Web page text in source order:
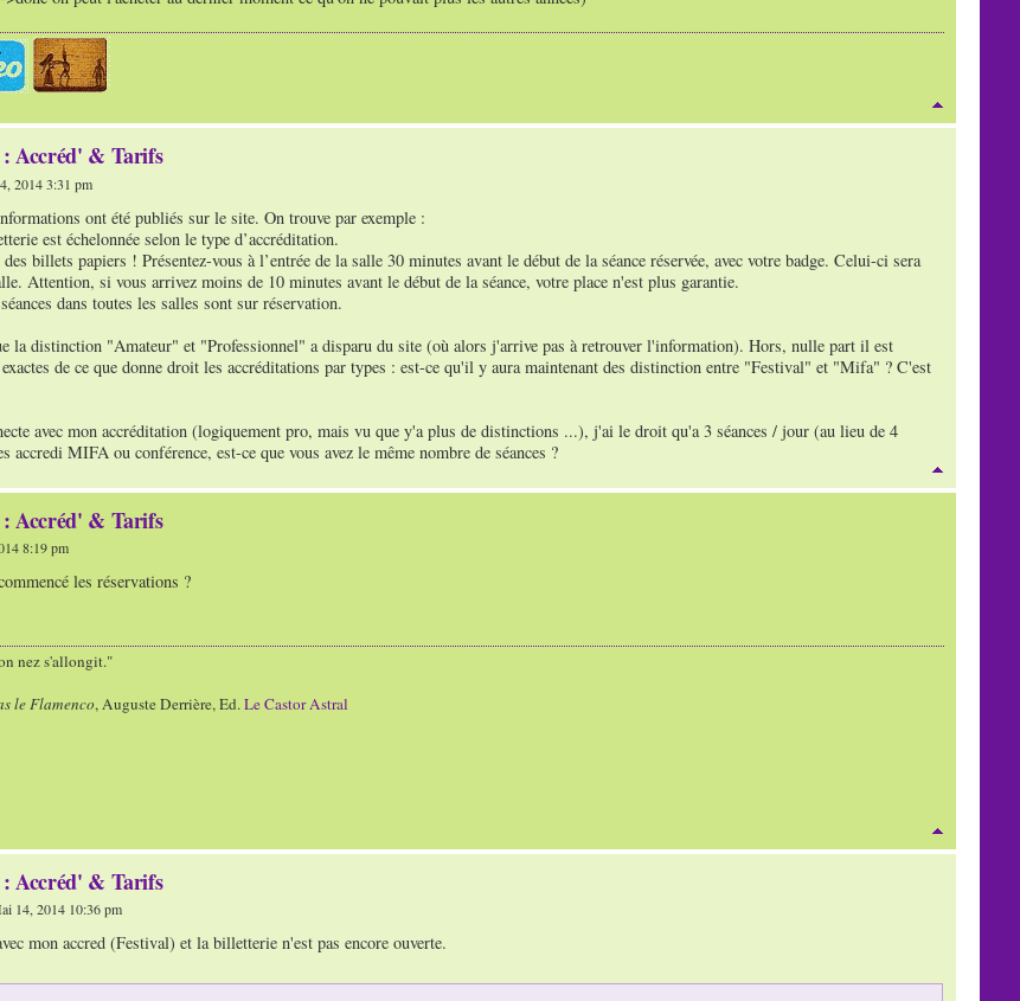
: Accréd' & Tarifs
2014 3:31 pm
ont été publiés sur le site. On trouve par exemple :
est échelonnée selon le type d’accréditation.
billets papiers ! Présentez-vous à l’entrée de la salle 30 minutes avant le début de la séance réservée, avec votre badge. Celui-ci sera
Attention, si vous arrivez moins de 10 minutes avant le début de la séance, votre place n'est plus garantie.
dans toutes les salles sont sur réservation.
la distinction "Amateur" et "Professionnel" a disparu du site (où alors j'arrive pas à retrouver l'information). Hors, nulle part il est
de ce que donne droit les accréditations par types : est-ce qu'il y aura maintenant des distinction entre "Festival" et "Mifa" ? C'est
avec mon accréditation (logiquement pro, mais vu que y'a plus de distinctions ...), j'ai le droit qu'a 3 séances / jour (au lieu de 4
accredi MIFA ou conférence, est-ce que vous avez le même nombre de séances ?
: Accréd' & Tarifs
8:19 pm
les réservations ?
nez s'allongit."
le Flamenco, Auguste Derrière, Ed.Le Castor Astral
: Accréd' & Tarifs
14, 2014 10:36 pm
mon accred (Festival) et la billetterie n'est pas encore ouverte.